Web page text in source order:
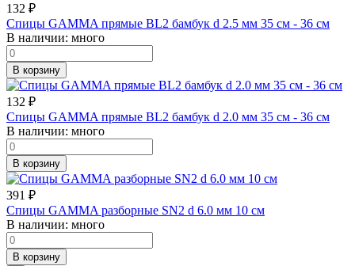
132 ₽
Спицы GAMMA прямые BL2 бамбук d 2.5 мм 35 см - 36 см
В наличии: много
В корзину
132 ₽
Спицы GAMMA прямые BL2 бамбук d 2.0 мм 35 см - 36 см
В наличии: много
В корзину
391 ₽
Спицы GAMMA разборные SN2 d 6.0 мм 10 см
В наличии: много
В корзину